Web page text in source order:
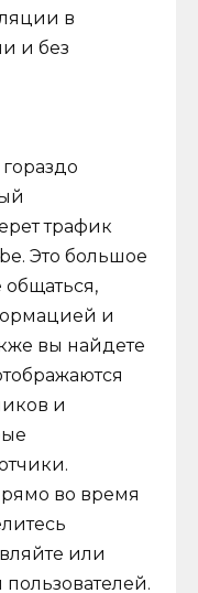
в
и без
трафик
Это большое
и
вы найдете
и
во время
или